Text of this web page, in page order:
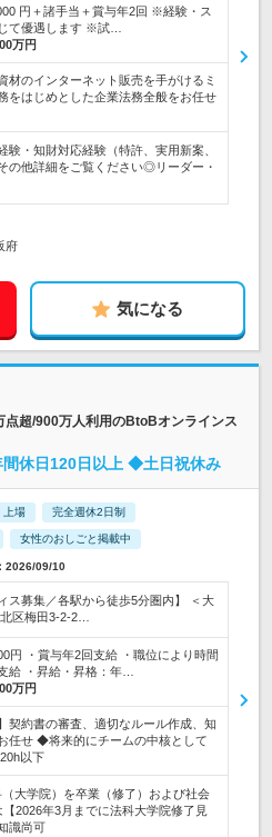
円＋諸手当＋賞与年2回 ※経験・ス
て優遇します ※試…
万円
材のインターネット販売を手がけるミ
をはじめとした企業法務全般をお任せ
験・知財対応経験（特許、実用新案、
の他詳細をご覧ください◎リーダー・
府
気になる
超/900万人利用のBtoBオンラインス
休日120日以上 ◆土日祝休み
上場 完全週休2日制
女性のおしごと掲載中
2026/09/10
ス募集／各駅から徒歩5分圏内】 ＜大
区梅田3-2-2…
円 ・賞与年2回支給 ・職位により時間
給 ・昇給・昇格：年…
万円
契約書の審査、適切なルール作成、知
任せ ◆将来的にチームの中核として
以下
（大学院）を卒業（修了）および社会
2026年3月までに法科大学院修了見
識尚可